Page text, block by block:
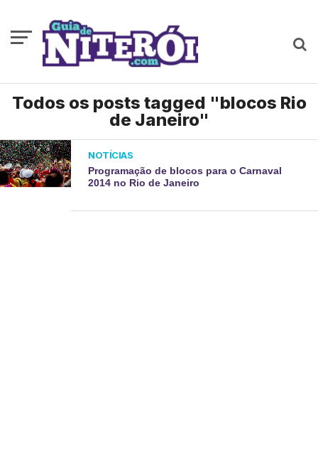
Todos os posts tagged "blocos Rio
de Janeiro"
NOTÍCIAS
Programação de blocos para o Carnaval
2014 no Rio de Janeiro